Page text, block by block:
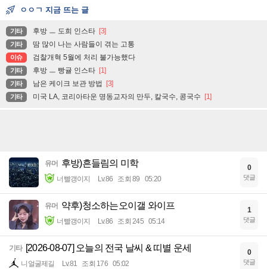
ㅇㅇㄱ 지금 뜨는 글
기타 후방 ㅡ 도희 인스타 [3]
기타 땀 많이 나는 사람들이 겪는 고통
이슈 검찰개혁 5월에 처리 불가능했다
기타 후방 ㅡ 빵귤 인스타 [1]
기타 남은 케이크 보관 방법 [3]
기타 미국 LA, 코리아타운 명동교자의 만두, 칼국수, 콩국수 [1]
유머 후방)흔들림의 미학
너빨갱이지 Lv.86 조회 89 05:20
0
댓글
유머 약후)청소하는오이갤 와이프
너빨갱이지 Lv.86 조회 245 05:14
1
댓글
기타 [2026-08-07] 오늘의 전국 날씨 & 띠별 운세
니얼굴제길 Lv.81 조회 176 05:02
0
댓글